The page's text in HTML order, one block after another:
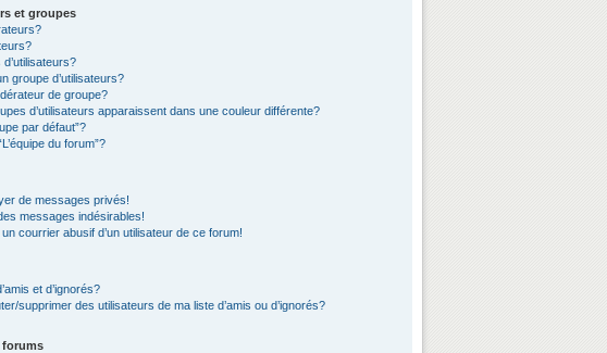
et groupes
groupe d’utilisateurs?
de groupe?
d’utilisateurs apparaissent dans une couleur différente?
par défaut”?
du forum”?
de messages privés!
messages indésirables!
courrier abusif d’un utilisateur de ce forum!
et d’ignorés?
supprimer des utilisateurs de ma liste d’amis ou d’ignorés?
forums